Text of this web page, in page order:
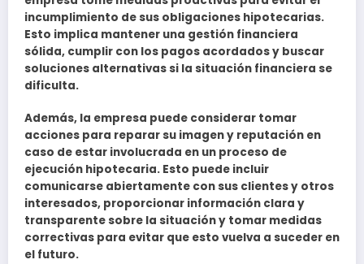
incumplimiento de sus obligaciones hipotecarias.
Esto implica mantener una gestión financiera
sólida, cumplir con los pagos acordados y buscar
soluciones alternativas si la situación financiera se
dificulta.
Además, la empresa puede considerar tomar
acciones para reparar su imagen y reputación en
caso de estar involucrada en un proceso de
ejecución hipotecaria. Esto puede incluir
comunicarse abiertamente con sus clientes y otros
interesados, proporcionar información clara y
transparente sobre la situación y tomar medidas
correctivas para evitar que esto vuelva a suceder en
el futuro.